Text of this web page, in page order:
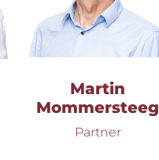
Martin
Mommersteeg
Partner